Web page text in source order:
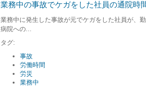
業務中の事故でケガをした社員の通院時
業務中に発生した事故が元でケガをした社員が、
病院への...
タグ:
事故
労働時間
労災
業務中